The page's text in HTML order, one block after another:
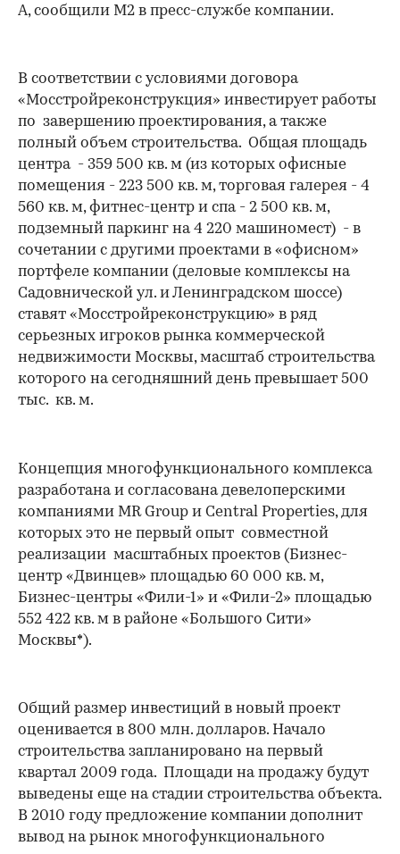
А, сообщили М2 в пресс-службе компании.
В соответствии с условиями договора
«Мосстройреконструкция» инвестирует работы
по завершению проектирования, а также
полный объем строительства. Общая площадь
центра - 359 500 кв. м (из которых офисные
помещения - 223 500 кв. м, торговая галерея - 4
560 кв. м, фитнес-центр и спа - 2 500 кв. м,
подземный паркинг на 4 220 машиномест) - в
сочетании с другими проектами в «офисном»
портфеле компании (деловые комплексы на
Садовнической ул. и Ленинградском шоссе)
ставят «Мосстройреконструкцию» в ряд
серьезных игроков рынка коммерческой
недвижимости Москвы, масштаб строительства
которого на сегодняшний день превышает 500
тыс. кв. м.
Концепция многофункционального комплекса
разработана и согласована девелоперскими
компаниями MR Group и Central Properties, для
которых это не первый опыт совместной
реализации масштабных проектов (Бизнес-
центр «Двинцев» площадью 60 000 кв. м,
Бизнес-центры «Фили-1» и «Фили-2» площадью
552 422 кв. м в районе «Большого Сити»
Москвы*).
Общий размер инвестиций в новый проект
оценивается в 800 млн. долларов. Начало
строительства запланировано на первый
квартал 2009 года. Площади на продажу будут
выведены еще на стадии строительства объекта.
В 2010 году предложение компании дополнит
вывод на рынок многофункционального